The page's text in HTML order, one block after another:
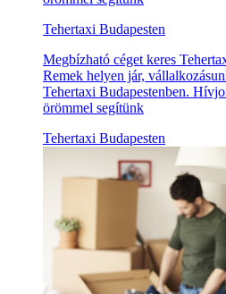
Tehertaxi Budapesten
Megbízható céget keres
Remek helyen jár,
Tehertaxi Budapestenben.
örömmel segítünk
Tehertaxi Budapesten